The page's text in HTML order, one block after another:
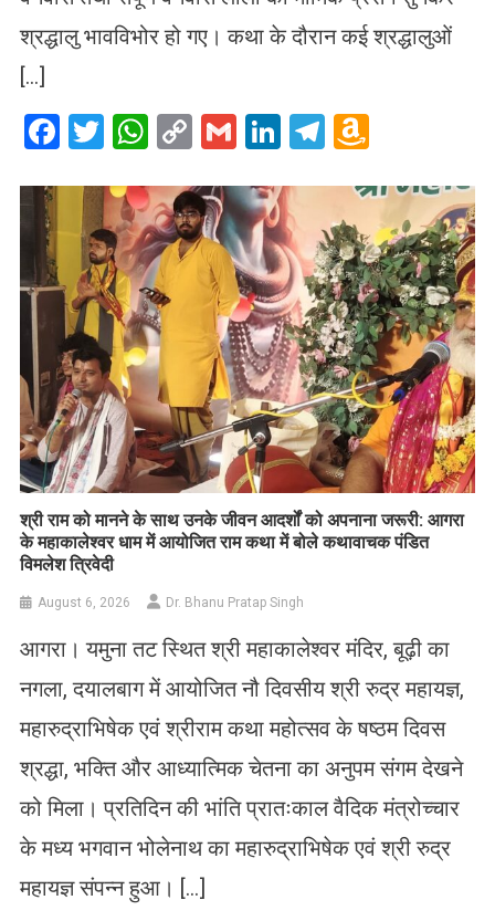
श्रद्धालु भावविभोर हो गए। कथा के दौरान कई श्रद्धालुओं
[…]
Facebook
Twitter
WhatsApp
CopyGmailLinkedIn
Telegram
List
​श्री राम को मानने के साथ उनके जीवन आदर्शों को अपनाना जरूरी: आगरा
के महाकालेश्वर धाम में आयोजित राम कथा में बोले कथावाचक पंडित
विमलेश त्रिवेदी
August 6, 2026 Dr. Bhanu Pratap Singh
आगरा। यमुना तट स्थित श्री महाकालेश्वर मंदिर, बूढ़ी का
नगला, दयालबाग में आयोजित नौ दिवसीय श्री रुद्र महायज्ञ,
महारुद्राभिषेक एवं श्रीराम कथा महोत्सव के षष्ठम दिवस
श्रद्धा, भक्ति और आध्यात्मिक चेतना का अनुपम संगम देखने
को मिला। प्रतिदिन की भांति प्रातःकाल वैदिक मंत्रोच्चार
के मध्य भगवान भोलेनाथ का महारुद्राभिषेक एवं श्री रुद्र
महायज्ञ संपन्न हुआ। […]